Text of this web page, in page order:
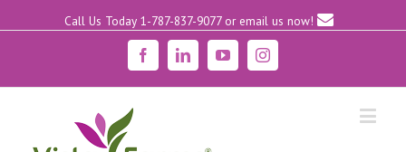
Call Us Today 1-787-837-9077 or email us now!
FacebookLinkedinYouTubeInstagram